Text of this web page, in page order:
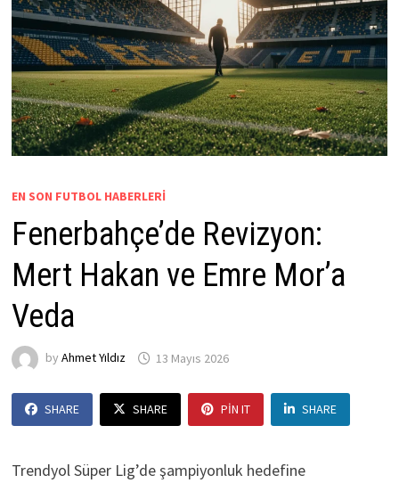
EN SON FUTBOL HABERLERI
Fenerbahçe’de Revizyon:
Mert Hakan ve Emre Mor’a
Veda
by Ahmet Yıldız 13 Mayıs 2026
SHARE SHARE PIN IT SHARE
Trendyol Süper Lig’de şampiyonluk hedefine